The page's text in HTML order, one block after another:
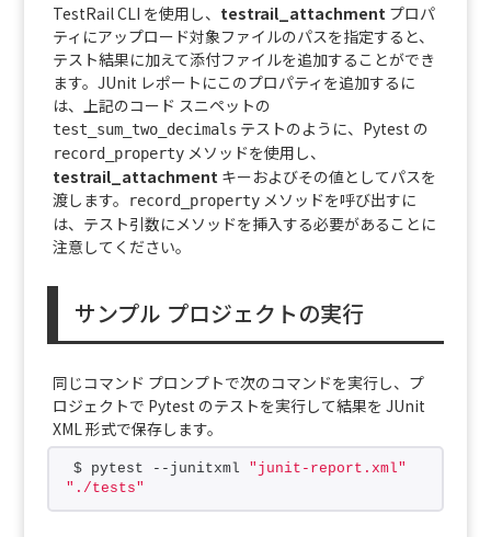
TestRail CLI を使用し、 testrail_attachment プロパ
ティにアップロード対象ファイルのパスを指定すると、
テスト結果に加えて添付ファイルを追加することができ
ます。JUnit レポートにこのプロパティを追加するに
は、上記のコード スニペットの
test_sum_two_decimals テストのように、Pytest の
record_propertyメソッドを使用し、
testrail_attachment キーおよびその値としてパスを
渡します。
record_propertyメソッドを呼び出すに
は、テスト引数にメソッドを挿入する必要があることに
注意してください。
サンプル プロジェクトの実行
同じコマンド プロンプトで次のコマンドを実行し、プ
ロジェクトで Pytest のテストを実行して結果を JUnit
XML 形式で保存します。
$ pytest --junitxml "junit-report.xml"
"./tests"